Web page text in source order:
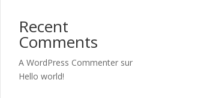
Recent
Comments
A WordPress Commenter sur
Hello world!